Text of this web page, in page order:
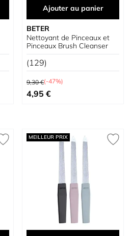
Ajouter au panier
BETER
Nettoyant de Pinceaux et
Pinceaux Brush Cleanser
(129)
Prix normal
9,30 €(-47%)
Prix spécial
4,95 €
MEILLEUR PRIX